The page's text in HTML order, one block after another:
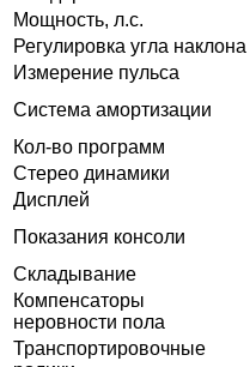
Мощность, л.с.
Регулировка угла наклона
Измерение пульса
Система амортизации
Кол-во программ
Стерео динамики
Дисплей
Показания консоли
Складывание
Компенсаторы
неровности пола
Транспортировочные